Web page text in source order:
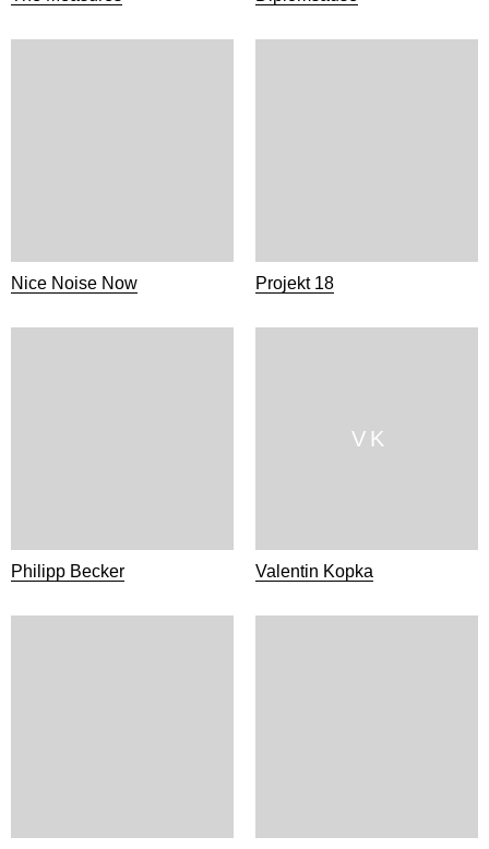
Nice Noise Now Projekt 18
Philipp Becker
V K
Valentin Kopka